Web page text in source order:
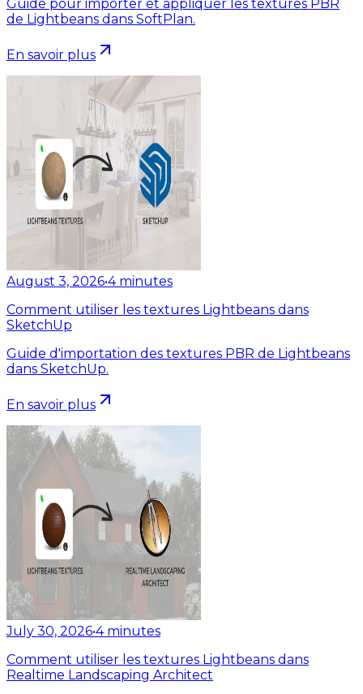
Guide pour importer et appliquer les textures PBR
de Lightbeans dans SoftPlan.
En savoir plus
August 3, 2026•4 minutes
Comment utiliser les textures Lightbeans dans
SketchUp
Guide d'importation des textures PBR de Lightbeans
dans SketchUp.
En savoir plus
July 30, 2026•4 minutes
Comment utiliser les textures Lightbeans dans
Realtime Landscaping Architect